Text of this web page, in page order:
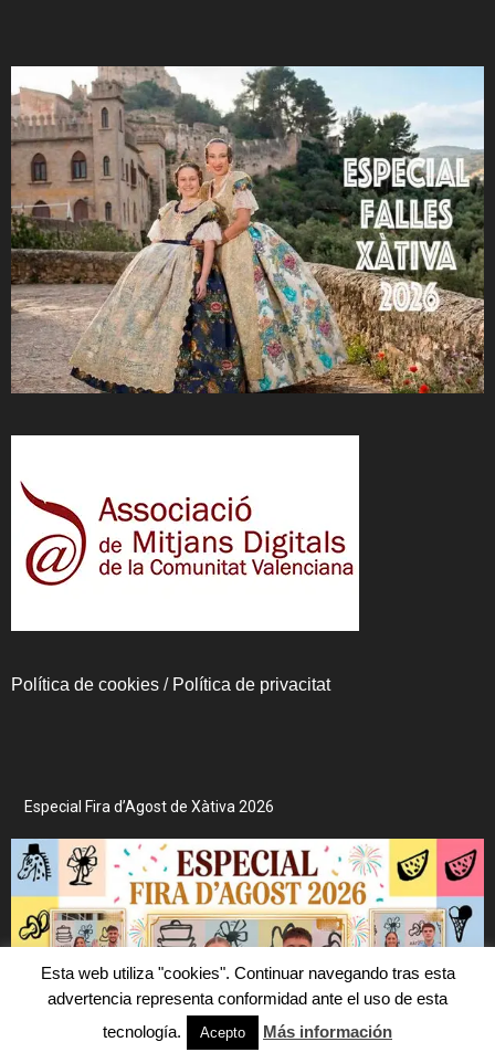
Política de cookies / Política de privacitat
Especial Fira d’Agost de Xàtiva 2026
Esta web utiliza "cookies". Continuar navegando tras esta
advertencia representa conformidad ante el uso de esta
tecnología.
Acepto Más información